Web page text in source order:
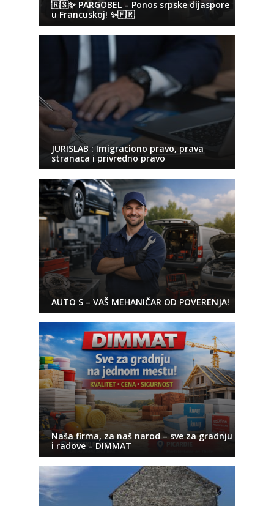
🇷🇸✨ PARGOBEL – Ponos srpske dijaspore
u Francuskoj! ✨🇫🇷
JURISLAB : Imigraciono pravo, prava
stranaca i privredno pravo
AUTO S – VAŠ MEHANIČAR OD POVERENJA!
Naša firma, za naš narod – sve za gradnju
i radove – DIMMAT